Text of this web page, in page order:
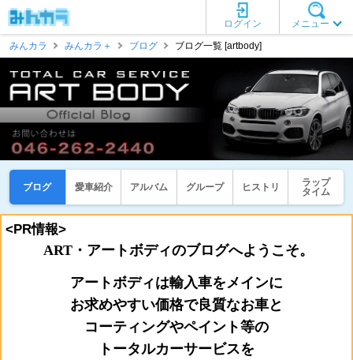
メニュー
ログイン
みんカラ
みんカラ＋ ブログ ブログ一覧 [artbody]
ブログ 愛車紹介 アルバム グループ ヒストリ
ラップ
タイム
<PR情報>
ART・アートボディのブログへようこそ。
アートボディは輸入車をメインに
お求めやすい価格で良質なお車と
コーティングやペイント等の
トータルカーサービスを